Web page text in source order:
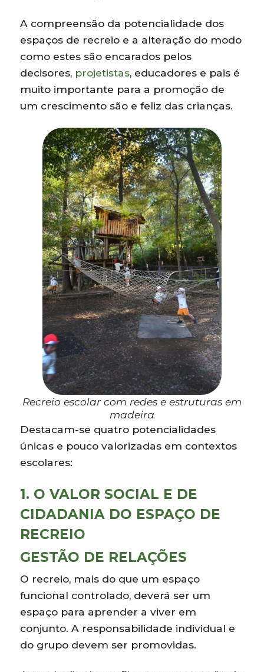
A compreensão da potencialidade dos
espaços de recreio e a alteração do modo
como estes são encarados pelos
decisores, projetistas, educadores e pais é
muito importante para a promoção de
um crescimento são e feliz das crianças.
Recreio escolar com redes e estruturas em
madeira
Destacam-se quatro potencialidades
únicas e pouco valorizadas em contextos
escolares:
1. O VALOR SOCIAL E DE
CIDADANIA DO ESPAÇO DE
RECREIO
GESTÃO DE RELAÇÕES
O recreio, mais do que um espaço
funcional controlado, deverá ser um
espaço para aprender a viver em
conjunto. A responsabilidade individual e
do grupo devem ser promovidas.